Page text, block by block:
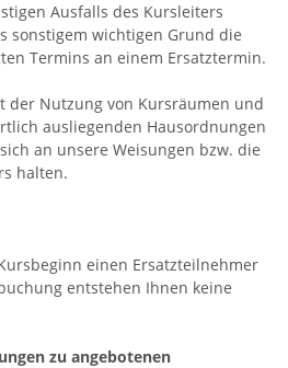
Ausfalls des Kursleiters
sonstigem wichtigen Grund die
Termins an einem Ersatztermin.
der Nutzung von Kursräumen und
ausliegenden Hausordnungen
an unsere Weisungen bzw. die
halten.
einen Ersatzteilnehmer
entstehen Ihnen keine
zu angebotenen